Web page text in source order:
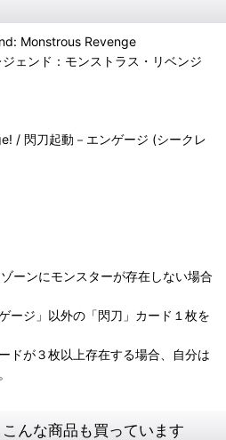
Monstrous Revenge
ェンド：モンストラス・リベンジ
/ 閃刀起動－エンゲージ (シークレ
ーンにモンスターが存在しない場合
ージ」以外の「閃刀」カード１枚を
ドが３枚以上存在する場合、自分は
んな商品も買っています